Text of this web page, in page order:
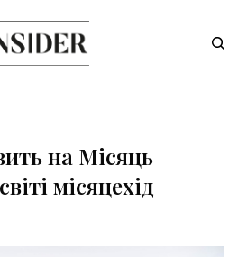
на Місяць
місяцехід